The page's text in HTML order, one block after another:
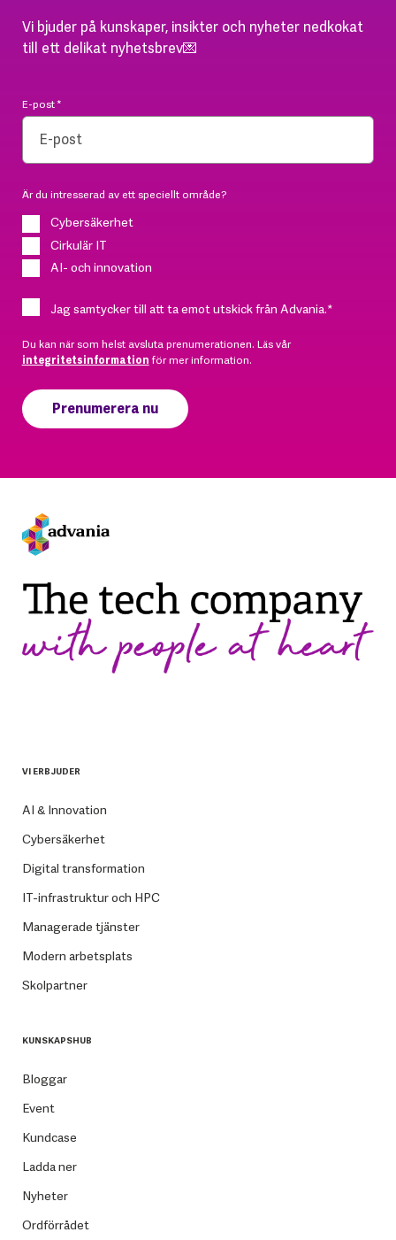
Vi bjuder på kunskaper, insikter och nyheter nedkokat
till ett delikat nyhetsbrev💌
E-post*
Är du intresserad av ett speciellt område?
Cybersäkerhet
Cirkulär IT
AI- och innovation
Jag samtycker till att ta emot utskick från Advania.*
Du kan när som helst avsluta prenumerationen. Läs vår
integritetsinformation för mer information.
VI ERBJUDER
AI & Innovation
Cybersäkerhet
Digital transformation
IT-infrastruktur och HPC
Managerade tjänster
Modern arbetsplats
Skolpartner
KUNSKAPSHUB
Bloggar
Event
Kundcase
Ladda ner
Nyheter
Ordförrådet